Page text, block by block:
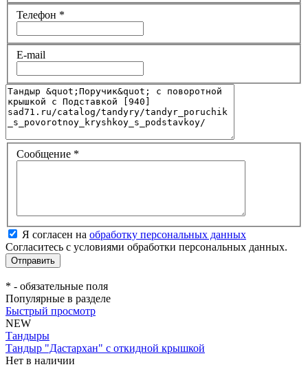
Телефон *
E-mail
Сообщение *
Я согласен на обработку персональных данных
Согласитесь с условиями обработки персональных данных.
* - обязательные поля
Популярные в разделе
Быстрый просмотр
NEW
Тандыры
Тандыр "Дастархан" с откидной крышкой
Нет в наличии